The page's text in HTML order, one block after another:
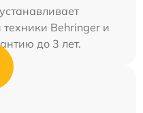
Behringer и
до 3 лет.